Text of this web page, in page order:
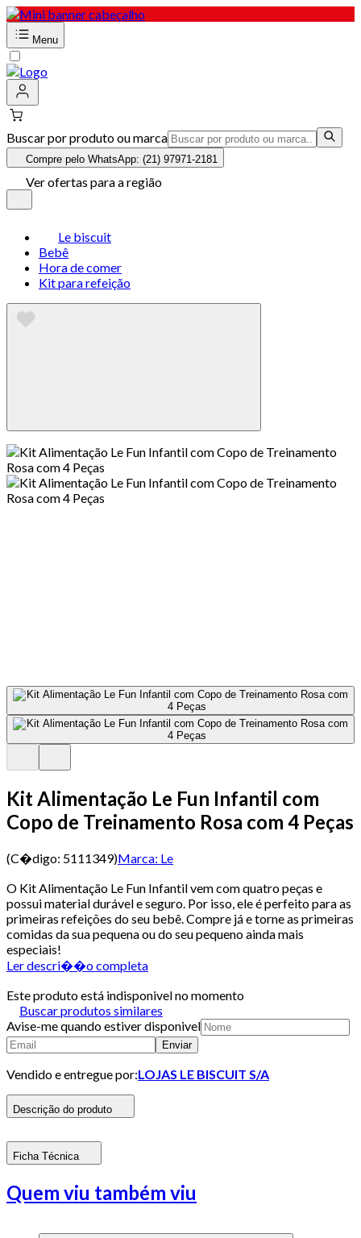
Menu
Buscar por produto ou marca
Compre pelo WhatsApp: (21) 97971-2181
Ver ofertas para a região
Le biscuit
Bebê
Hora de comer
Kit para refeição
Kit Alimentação Le Fun Infantil com
Copo de Treinamento Rosa com 4 Peças
(C�digo: 5111349)Marca: Le
O Kit Alimentação Le Fun Infantil vem com quatro peças e
possui material durável e seguro. Por isso, ele é perfeito para as
primeiras refeições do seu bebê. Compre já e torne as primeiras
comidas da sua pequena ou do seu pequeno ainda mais
especiais!
Ler descri��o completa
Este produto está indisponivel no momento
Buscar produtos similares
Avise-me quando estiver disponivel
Enviar
Vendido e entregue por:LOJAS LE BISCUIT S/A
Descrição do produto
Ficha Técnica
Quem viu também viu